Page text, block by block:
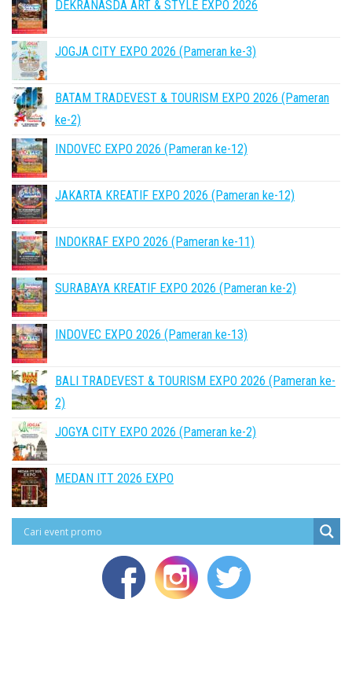
DEKRANASDA ART & STYLE EXPO 2026
JOGJA CITY EXPO 2026 (Pameran ke-3)
BATAM TRADEVEST & TOURISM EXPO 2026 (Pameran
ke-2)
INDOVEC EXPO 2026 (Pameran ke-12)
JAKARTA KREATIF EXPO 2026 (Pameran ke-12)
INDOKRAF EXPO 2026 (Pameran ke-11)
SURABAYA KREATIF EXPO 2026 (Pameran ke-2)
INDOVEC EXPO 2026 (Pameran ke-13)
BALI TRADEVEST & TOURISM EXPO 2026 (Pameran ke-
2)
JOGYA CITY EXPO 2026 (Pameran ke-2)
MEDAN ITT 2026 EXPO